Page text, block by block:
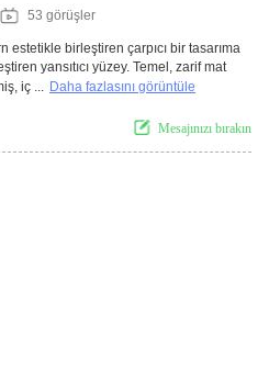
53 görüşler
estetikle birleştiren çarpıcı bir tasarıma
yansıtıcı yüzey. Temel, zarif mat
iç ... Daha fazlasını görüntüle
Mesajınızı bırakın